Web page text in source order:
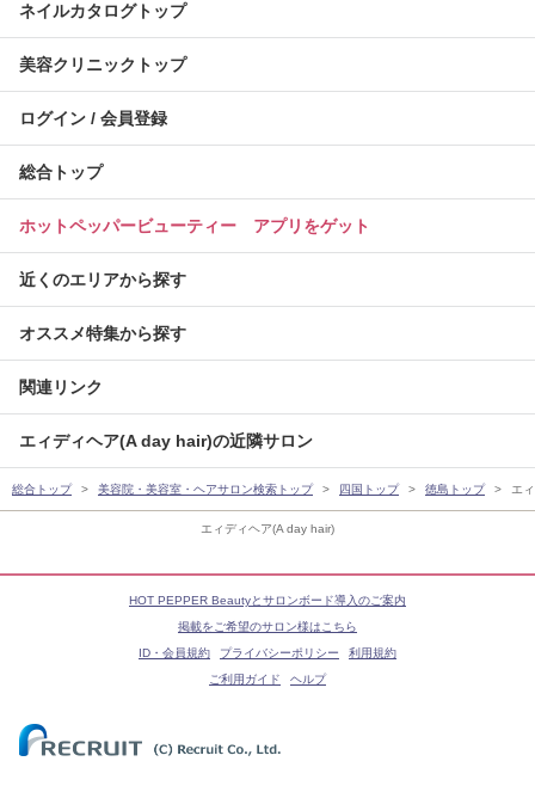
エィディヘア(A day hair)
ネイルカタログトップ
美容クリニックトップ
ログイン / 会員登録
総合トップ
ホットペッパービューティー アプリをゲット
近くのエリアから探す
オススメ特集から探す
関連リンク
エィディヘア(A day hair)の近隣サロン
総合トップ 美容院・美容室・ヘアサロン検索トップ 四国トップ 徳島トップ エ
HOT PEPPER Beautyとサロンボード導入のご案内
掲載をご希望のサロン様はこちら
ID・会員規約
プライバシーポリシー
利用規約
ご利用ガイド
ヘルプ